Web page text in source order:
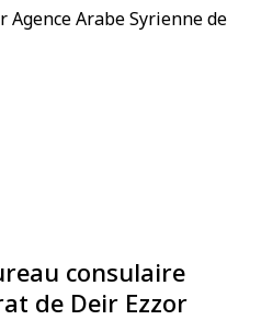
consulaire
de Deir Ezzor